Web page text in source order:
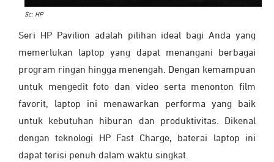
Sc: HP
Seri HP Pavilion adalah pilihan ideal bagi Anda yang
memerlukan laptop yang dapat menangani berbagai
program ringan hingga menengah. Dengan kemampuan
untuk mengedit foto dan video serta menonton film
favorit, laptop ini menawarkan performa yang baik
untuk kebutuhan hiburan dan produktivitas. Dikenal
dengan teknologi HP Fast Charge, baterai laptop ini
dapat terisi penuh dalam waktu singkat.